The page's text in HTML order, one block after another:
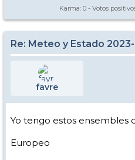
Karma: 0 - Votos
Re: Meteo y Estado
favre
Yo tengo estos ensembles
Europeo